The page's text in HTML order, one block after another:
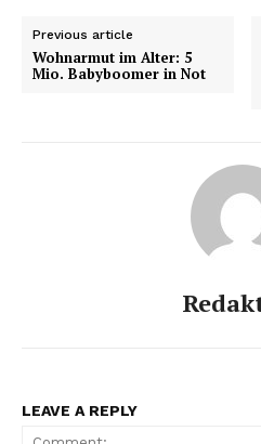
Previous article
Wohnarmut im Alter: 5
Mio. Babyboomer in Not
LEAVE A REPLY